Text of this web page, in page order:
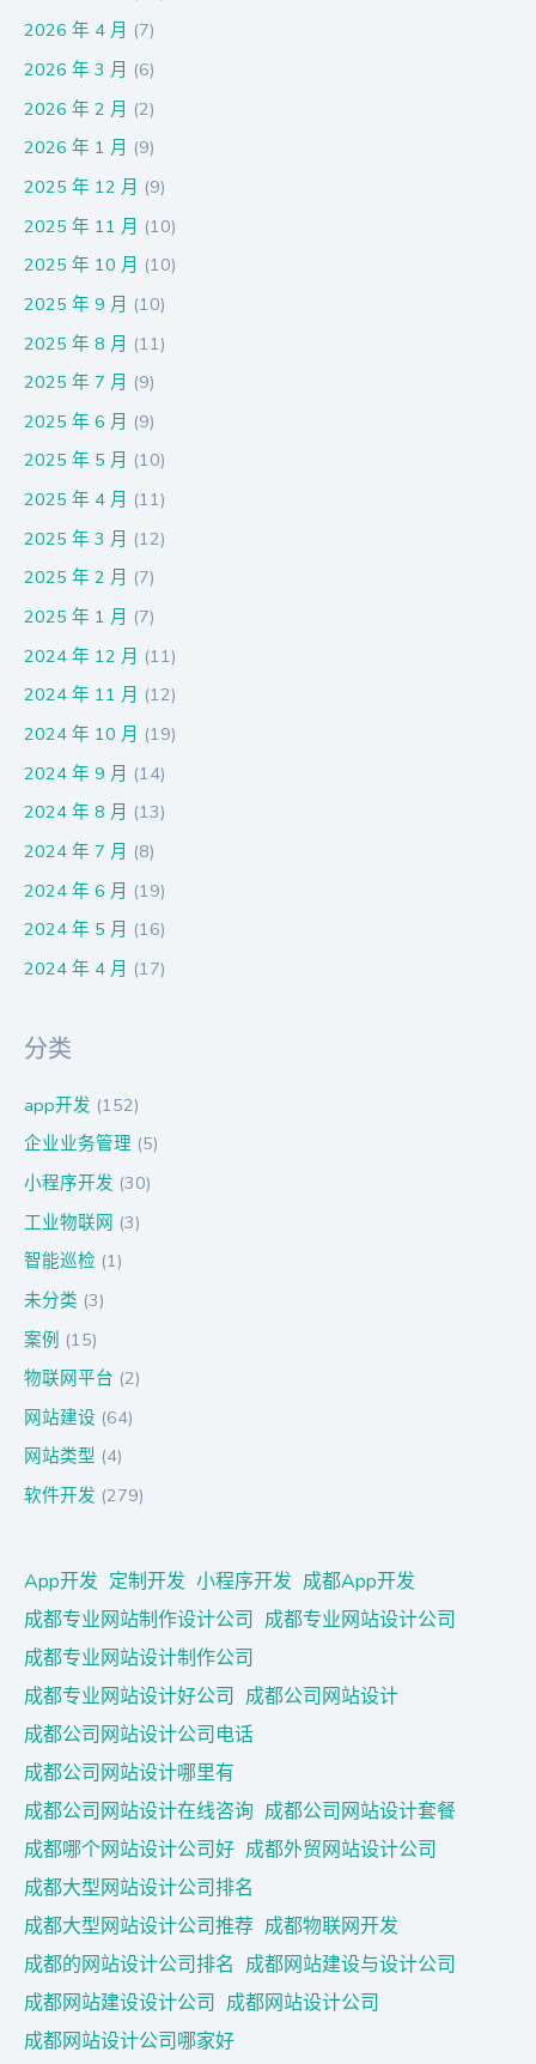
2026 年 4 月 (7)
2026 年 3 月 (6)
2026 年 2 月 (2)
2026 年 1 月 (9)
2025 年 12 月 (9)
2025 年 11 月 (10)
2025 年 10 月 (10)
2025 年 9 月 (10)
2025 年 8 月 (11)
2025 年 7 月 (9)
2025 年 6 月 (9)
2025 年 5 月 (10)
2025 年 4 月 (11)
2025 年 3 月 (12)
2025 年 2 月 (7)
2025 年 1 月 (7)
2024 年 12 月 (11)
2024 年 11 月 (12)
2024 年 10 月 (19)
2024 年 9 月 (14)
2024 年 8 月 (13)
2024 年 7 月 (8)
2024 年 6 月 (19)
2024 年 5 月 (16)
2024 年 4 月 (17)
分类
app开发 (152)
企业业务管理 (5)
小程序开发 (30)
工业物联网 (3)
智能巡检 (1)
未分类 (3)
案例 (15)
物联网平台 (2)
网站建设 (64)
网站类型 (4)
软件开发 (279)
App开发 定制开发 小程序开发 成都App开发
成都专业网站制作设计公司 成都专业网站设计公司
成都专业网站设计制作公司
成都专业网站设计好公司 成都公司网站设计
成都公司网站设计公司电话
成都公司网站设计哪里有
成都公司网站设计在线咨询 成都公司网站设计套餐
成都哪个网站设计公司好 成都外贸网站设计公司
成都大型网站设计公司排名
成都大型网站设计公司推荐 成都物联网开发
成都的网站设计公司排名 成都网站建设与设计公司
成都网站建设设计公司 成都网站设计公司
成都网站设计公司哪家好